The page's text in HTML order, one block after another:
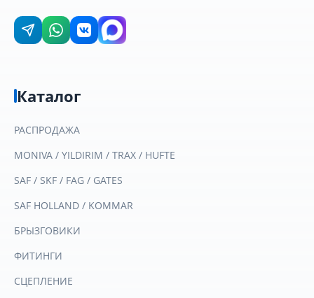
Каталог
РАСПРОДАЖА
MONIVA / YILDIRIM / TRAX / HUFTE
SAF / SKF / FAG / GATES
SAF HOLLAND / KOMMAR
БРЫЗГОВИКИ
ФИТИНГИ
СЦЕПЛЕНИЕ